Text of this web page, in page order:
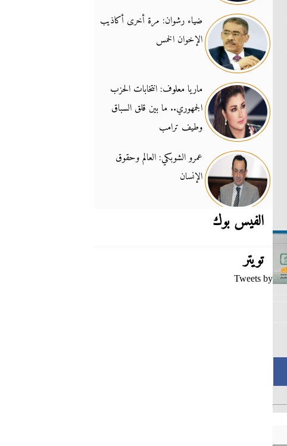
ضياء رشوان: مرة أخرى أكاذيب
الإخوان الخمس
ماريا معلوف: انتخابات الحزب
الجمهوري.. ما بين قلق السباق
وطيف ترامب
عمرو الشوبكي: العالم وحقوق
الإنسان
الفيس بوك
تويتر
Tweets by